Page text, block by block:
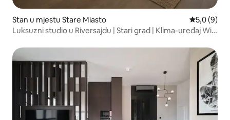
Stan u mjestu Stare Miasto prosječna
5,0 (9)
Luksuzni studio u Riversajdu | Stari grad | Klima-uređaj Wi-